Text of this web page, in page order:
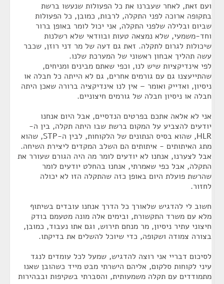
ועם זאת, לאחר שעברנו את כל הפעולות שנעשו ברשת
בתקופה ארוכה לפני התקלה, לרבות, כמובן, כל הפעולות
שביום ובלילה שלפני התקלה, אני יכול לומר באופן ברור
וחד-משמעי, שלא נמצאה טעות ובוודאי שלא רשלנות
שיכולות לגרום לתקלה. זאת גם דעה של מר דני רוזן, שכבר
עשה תהליך אבחון ראשוני של המערכת שלנו.
לפי אינדיקציות שיש לנו, וכפי שאתם מבינים ומניחים,
שהתייעצנו גם עם גורמים אחרים, גם לא הייתה כל חבלה או
ניסיון, ואדייק ואומר – אין לנו אינדיקציה ברורה שאכן היתה
חבלה או ניסיון חבלה של גורמים חיצוניים.
אני לא אלאה אתכם בפרטים הנדסיים, אבל היום אנחנו
יודעים להצביע על המקום ברשת שבו היתה תקלה, בין ה-
HLR, שהוא בסיס הנתונים של הלקוחות, לבין ה-STP, שהוא
מתג האיתותים - איתותים הם השלב המקדים ליצירת השיחה.
אבל לצערנו, אנחנו לא יודעים לומר מה היה הגורם שעורר את
התקלה, אבל כפי שאמרתי, אנחנו בהחלט יודעים לומר
שהרשת פועלת היום באופן כזה שהתקלה הזו לא יכולה
לחזור.
חשוב לי להדגיש שלאורך כל הדרך אנחנו עובדים בשיתוף
מלא עם משרד התקשורת, ובימים אלה מונה מטעמם בודק
חיצוני עתיר ניסיון, מר מנחם תירוש, וגם אתו נעבוד, כמובן,
בצורה צמודה ושקופה, כדי שיוכל להשלים את בדיקתו.
לסיכום דבריי אני רוצה להדגיש, שמעל לכל עומדים לנגד
עיני לקוחות סלקום, אליהם הישרתי מבט מייד כשהובן שאנו
מתמודדים עם תקלה משמעותית, והסברתי בשקיפות ובבהירות